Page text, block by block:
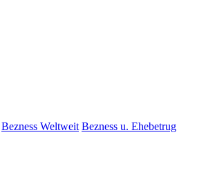
Bezness Weltweit Bezness u. Ehebetrug